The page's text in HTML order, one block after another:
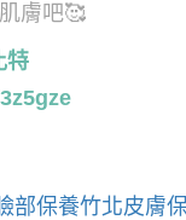
膚吧🥰
特
部保養竹北皮膚